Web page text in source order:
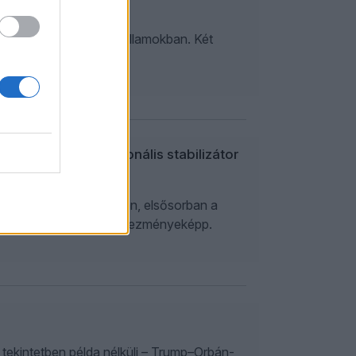
Egyesült Államokban. Két
kerékkötőből regionális stabilizátor
az utóbbi hónapokban, elsősorban a
következményeképp.
példa nélküli – Trump–Orbán-